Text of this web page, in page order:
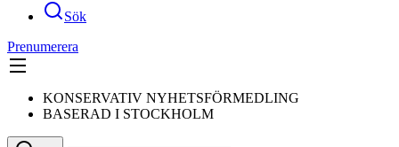
Sök
Prenumerera
KONSERVATIV NYHETSFÖRMEDLING
BASERAD I STOCKHOLM